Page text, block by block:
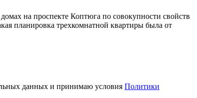
данных и принимаю условия Политики
на проспекте Коптюга по совокупности свойств
планировка трехкомнатной квартиры была от